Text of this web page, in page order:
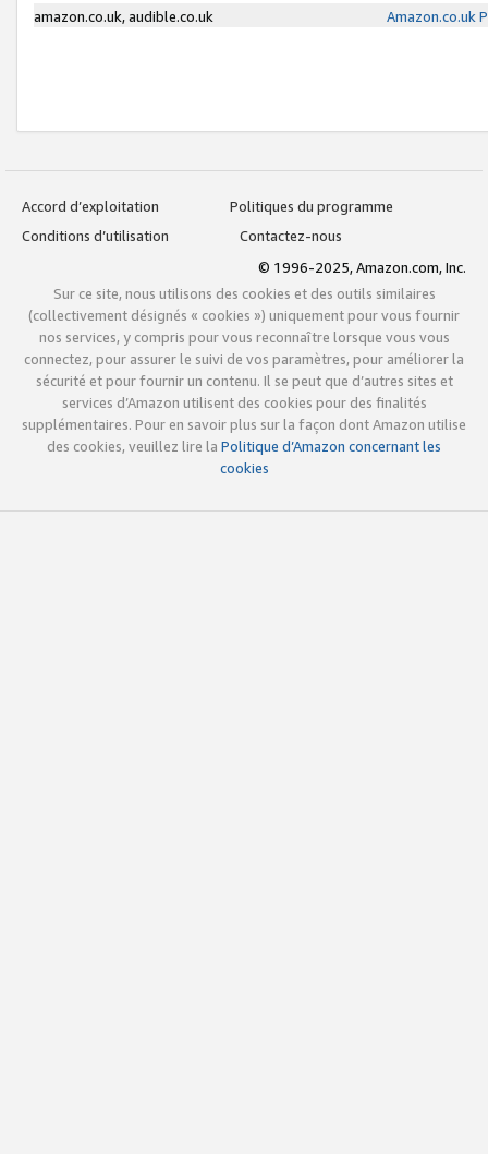
amazon.co.uk, audible.co.uk
Amazon.co.uk
Accord d’exploitation
Politiques du programme
Conditions d’utilisation
Contactez-nous
© 1996-2025, Amazon.com, Inc.
Sur ce site, nous utilisons des cookies et des outils similaires
(collectivement désignés « cookies ») uniquement pour vous fournir
nos services, y compris pour vous reconnaître lorsque vous vous
connectez, pour assurer le suivi de vos paramètres, pour améliorer la
sécurité et pour fournir un contenu. Il se peut que d’autres sites et
services d’Amazon utilisent des cookies pour des finalités
supplémentaires. Pour en savoir plus sur la façon dont Amazon utilise
des cookies, veuillez lire la Politique d’Amazon concernant les
cookies